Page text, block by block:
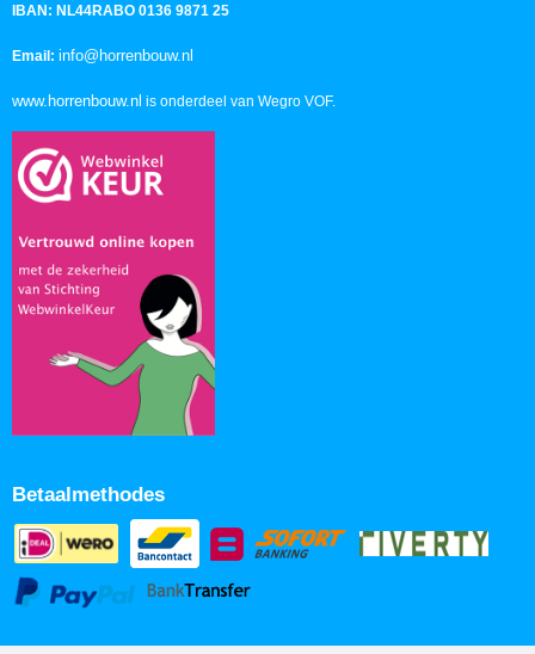
IBAN: NL44RABO 0136 9871 25
Email: info@horrenbouw.nl
www.horrenbouw.nl is onderdeel van Wegro VOF.
Betaalmethodes